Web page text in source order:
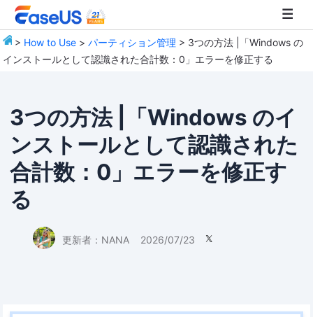
> How to Use >パーティション管理 > 3つの方法 |「Windows の
インストールとして認識された合計数：0」エラーを修正する
3つの方法 |「Windows のイ
ンストールとして認識された
合計数：0」エラーを修正す
る
更新者： NANA 2026/07/23 